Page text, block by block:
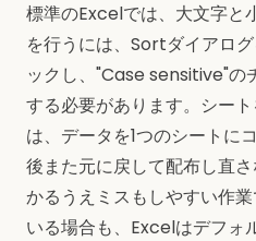
標準のExcelでは、大文字と
を行うには、Sortダイアロ
ックし、"Case sensitive"の
する必要があります。シー
は、データを1つのシートに
後また元に戻して配布し直
かるうえミスもしやすい作
いる場合も、Excelはデフォ